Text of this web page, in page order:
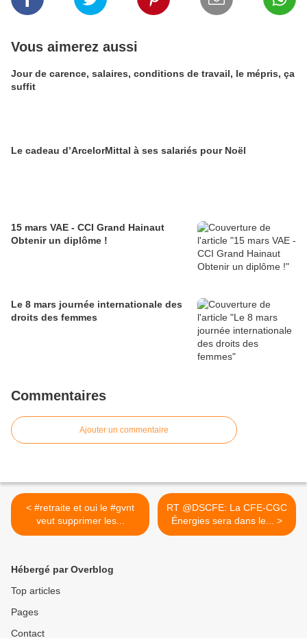
Vous aimerez aussi
Jour de carence, salaires, conditions de travail, le mépris, ça
suffit
Le cadeau d’ArcelorMittal à ses salariés pour Noël
15 mars VAE - CCI Grand Hainaut
Obtenir un diplôme !
Le 8 mars journée internationale des
droits des femmes
Commentaires
Ajouter un commentaire
< #retraite et oui le #gvnt
veut supprimer les...
RT @DSCFE: La CFE-CGC
Énergies sera dans le... >
Hébergé par Overblog
Top articles
Pages
Contact